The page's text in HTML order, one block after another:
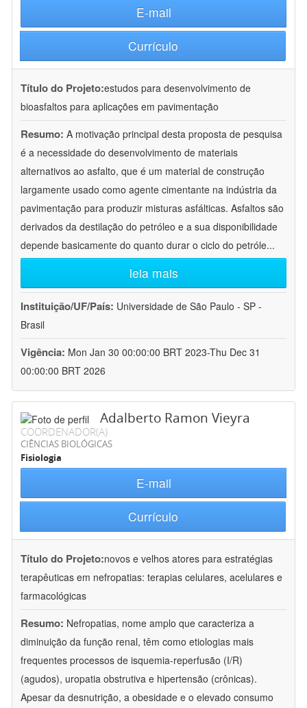
E-mail
Currículo
Título do Projeto:estudos para desenvolvimento de
bioasfaltos para aplicações em pavimentação
Resumo: A motivação principal desta proposta de pesquisa
é a necessidade do desenvolvimento de materiais
alternativos ao asfalto, que é um material de construção
largamente usado como agente cimentante na indústria da
pavimentação para produzir misturas asfálticas. Asfaltos são
derivados da destilação do petróleo e a sua disponibilidade
depende basicamente do quanto durar o ciclo do petróle...
leia mais
Instituição/UF/País: Universidade de São Paulo - SP -
Brasil
Vigência: Mon Jan 30 00:00:00 BRT 2023-Thu Dec 31
00:00:00 BRT 2026
Adalberto Ramon Vieyra
COORDENADOR(A)
CIÊNCIAS BIOLÓGICAS
Fisiologia
E-mail
Currículo
Título do Projeto:novos e velhos atores para estratégias
terapêuticas em nefropatias: terapias celulares, acelulares e
farmacológicas
Resumo: Nefropatias, nome amplo que caracteriza a
diminuição da função renal, têm como etiologias mais
frequentes processos de isquemia-reperfusão (I/R)
(agudos), uropatia obstrutiva e hipertensão (crônicas).
Apesar da desnutrição, a obesidade e o elevado consumo